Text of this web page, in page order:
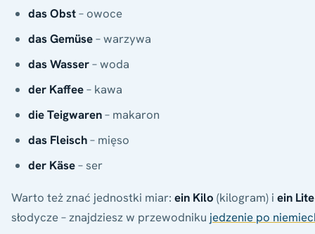
das Obst– owoce
das Gemüse– warzywa
das Wasser– woda
der Kaffee– kawa
die Teigwaren– makaron
das Fleisch– mięso
der Käse– ser
Warto też znać jednostki miar: ein Kilo (kilogram) i ein
słodycze – znajdziesz w przewodniku jedzenie po